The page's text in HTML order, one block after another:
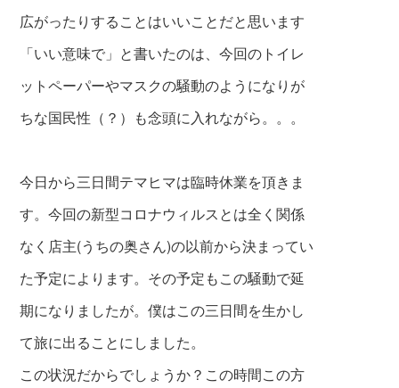
広がったりすることはいいことだと思います
「いい意味で」と書いたのは、今回のトイレ
ットペーパーやマスクの騒動のようになりが
ちな国民性（？）も念頭に入れながら。。。
今日から三日間テマヒマは臨時休業を頂きま
す。今回の新型コロナウィルスとは全く関係
なく店主(うちの奥さん)の以前から決まってい
た予定によります。その予定もこの騒動で延
期になりましたが。僕はこの三日間を生かし
て旅に出ることにしました。
この状況だからでしょうか？この時間この方